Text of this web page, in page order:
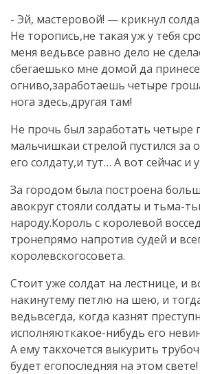
- Эй, мастеровой! — крикнул
Не торопись,не такая уж у тебя
меня ведьвсе равно дело не
сбегаешько мне домой да
огниво,заработаешь четыре
нога здесь,другая там!
Не прочь был заработать четыре
мальчишкаи стрелой пустился за
его солдату,и тут… А вот сейчас и
За городом была построена
авокруг стояли солдаты и тьма-
народу.Король с королевой
тронепрямо напротив судей и
королевскогосовета.
Стоит уже солдат на лестнице, и
накинутему петлю на шею, и
ведьвсегда, когда казнят
исполняюткакое-нибудь его
А ему такхочется выкурить
будет егопоследняя на этом свете!